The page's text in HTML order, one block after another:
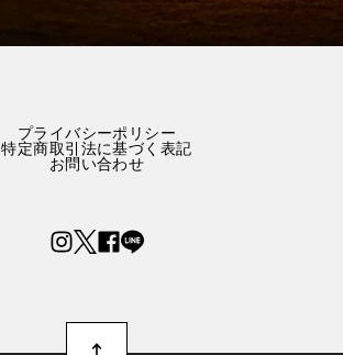
プライバシーポリシー
特定商取引法に基づく表記
お問い合わせ